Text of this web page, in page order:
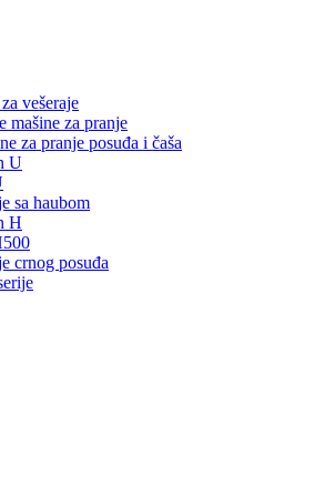
vešeraje
za pranje
za pranje posuđa i čaša
U
sa haubom
H
crnog posuđa